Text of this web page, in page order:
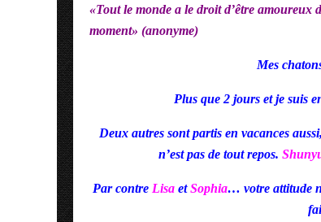
«Tout le monde a le droit d’être amoureux
moment» (anonyme)
Mes
Plus que 2 jours et je suis
Deux autres sont partis en vacances
n’est pas de tout repos.
Par contre LisaetSophia… votre attitude